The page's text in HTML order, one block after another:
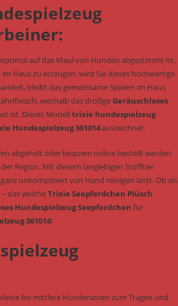
auf das Maul von Hunden abgestimmt ist.
Haus zu erzeugen, wird Sie dieses hochwertige
bleibt das gemeinsame Spielen im Haus
weshalb das drolligeGeräuschloses
ist. Dieses Modelltrixie hundespielzeug
Hundespielzeug 361014auszeichnet.
abgeholt oder bequem online bestellt werden
Region. Mit diesem langlebigen Stofftier
unkompliziert von Hand reinigen lässt. Ob als
das weicheTrixie Seepferdchen Plüsch
Hundespielzeug Seepferdchen für
361014!
bis mittlere Hunderassen zum Tragen und